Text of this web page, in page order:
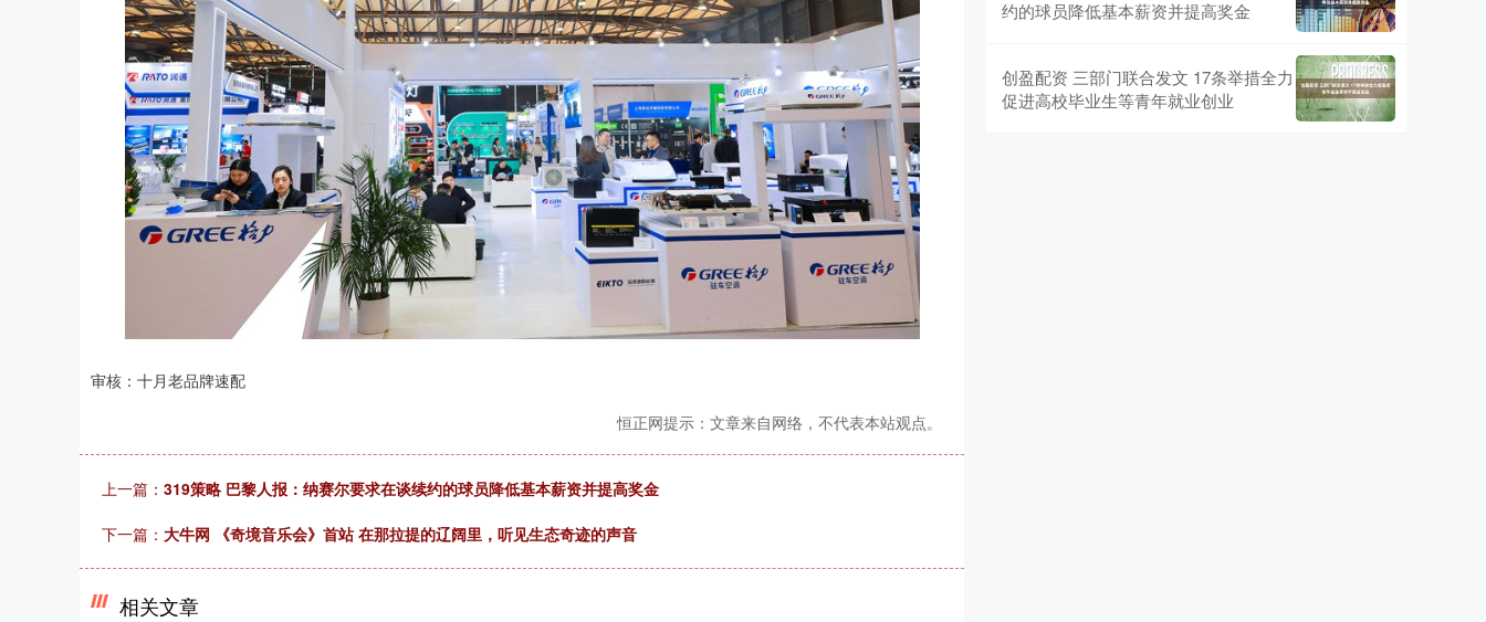
审核：十月老品牌速配
恒正网提示：文章来自网络，不代表本站观点。
上一篇： 319策略 巴黎人报：纳赛尔要求在谈续约的球员降低基本薪资并提高奖金
下一篇： 大牛网 《奇境音乐会》首站 在那拉提的辽阔里，听见生态奇迹的声音
相关文章
约的球员降低基本薪资并提高奖金
创盈配资 三部门联合发文 17条举措全力
促进高校毕业生等青年就业创业